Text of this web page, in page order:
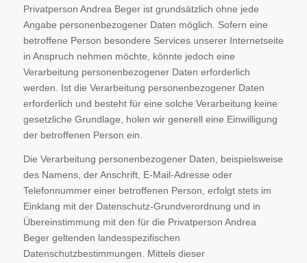
Privatperson Andrea Beger ist grundsätzlich ohne jede
Angabe personenbezogener Daten möglich. Sofern eine
betroffene Person besondere Services unserer Internetseite
in Anspruch nehmen möchte, könnte jedoch eine
Verarbeitung personenbezogener Daten erforderlich
werden. Ist die Verarbeitung personenbezogener Daten
erforderlich und besteht für eine solche Verarbeitung keine
gesetzliche Grundlage, holen wir generell eine Einwilligung
der betroffenen Person ein.
Die Verarbeitung personenbezogener Daten, beispielsweise
des Namens, der Anschrift, E-Mail-Adresse oder
Telefonnummer einer betroffenen Person, erfolgt stets im
Einklang mit der Datenschutz-Grundverordnung und in
Übereinstimmung mit den für die Privatperson Andrea
Beger geltenden landesspezifischen
Datenschutzbestimmungen. Mittels dieser